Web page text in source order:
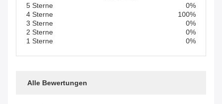
5 Sterne
0%
4 Sterne
100%
3 Sterne
0%
2 Sterne
0%
1 Sterne
0%
Alle Bewertungen